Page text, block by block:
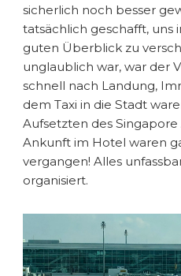
sicherlich noch besser
tatsächlich geschafft, uns
guten Überblick zu
unglaublich war, war der
schnell nach Landung,
dem Taxi in die Stadt
Aufsetzten des Singapore
Ankunft im Hotel waren
vergangen! Alles
organisiert.